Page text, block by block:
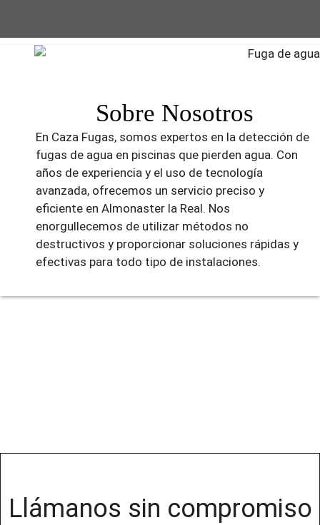
Sobre Nosotros
En Caza Fugas, somos expertos en la detección de
fugas de agua en piscinas que pierden agua. Con
años de experiencia y el uso de tecnología
avanzada, ofrecemos un servicio preciso y
eficiente en Almonaster la Real. Nos
enorgullecemos de utilizar métodos no
destructivos y proporcionar soluciones rápidas y
efectivas para todo tipo de instalaciones.
Llámanos sin compromiso